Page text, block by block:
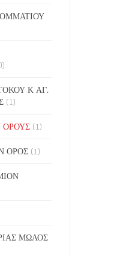
Κ ΑΓ.
(1)
ΟΡΟΥΣ (1)
ΟΡΟΣ(1)
ΜΩΛΟΣ